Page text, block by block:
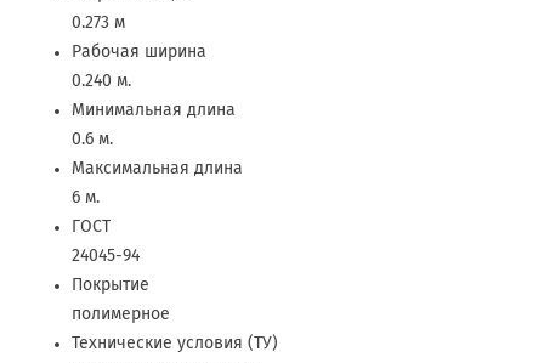
0.273 м
Рабочая ширина
0.240 м.
Минимальная длина
0.6 м.
Максимальная длина
6 м.
ГОСТ
24045-94
Покрытие
полимерное
Технические условия (ТУ)